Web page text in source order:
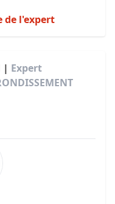
de l'expert
| Expert